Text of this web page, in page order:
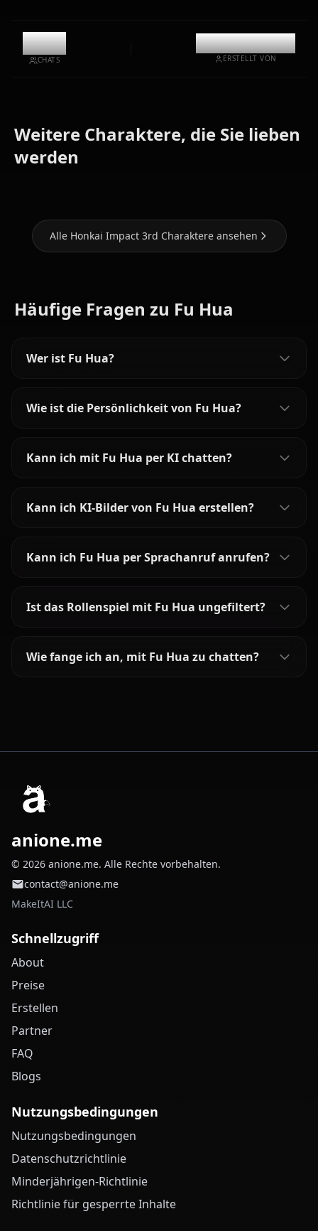
11.2k
CHATS
@casualwaifus
ERSTELLT VON
Weitere Charaktere, die Sie lieben
werden
Alle Honkai Impact 3rd Charaktere ansehen
Häufige Fragen zu Fu Hua
Wer ist Fu Hua?
Wie ist die Persönlichkeit von Fu Hua?
Kann ich mit Fu Hua per KI chatten?
Kann ich KI-Bilder von Fu Hua erstellen?
Kann ich Fu Hua per Sprachanruf anrufen?
Ist das Rollenspiel mit Fu Hua ungefiltert?
Wie fange ich an, mit Fu Hua zu chatten?
anione.me
© 2026 anione.me. Alle Rechte vorbehalten.
contact@anione.me
MakeItAI LLC
Schnellzugriff
About
Preise
Erstellen
Partner
FAQ
Blogs
Nutzungsbedingungen
Nutzungsbedingungen
Datenschutzrichtlinie
Minderjährigen-Richtlinie
Richtlinie für gesperrte Inhalte